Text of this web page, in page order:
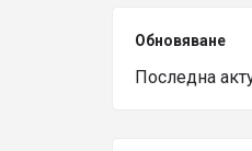
Обновяване
Последна